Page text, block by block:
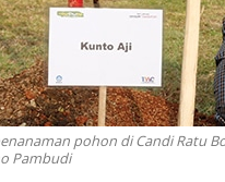
pohon di Candi Ratu
Pambudi